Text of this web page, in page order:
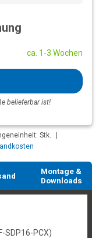
ca. 1-3 Wochen
belieferbar ist!
Stk.
|
Montage &
Downloads
SDP16-PCX)